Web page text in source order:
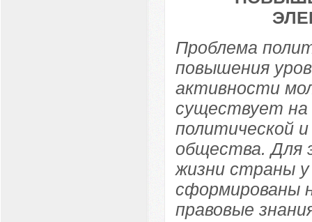
Проблема
повышения
активности
существует на
политической
общества. Для
жизни страны
сформированы
правовые